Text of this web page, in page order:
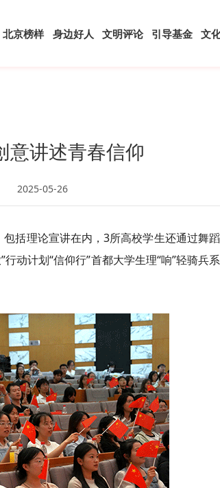
北京榜样 身边好人 文明评论 引导基金 文
意讲述青春信仰
2025-05-26
括理论宣讲在内，3所高校学生还通过舞
行动计划“信仰行”首都大学生理“响”轻骑兵